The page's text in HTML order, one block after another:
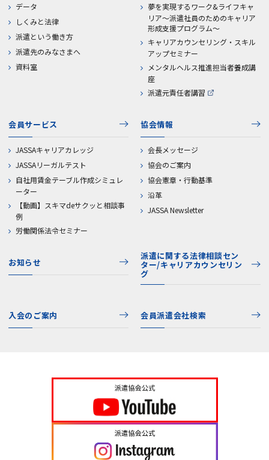
データ
しくみと法律
派遣という働き方
派遣先のみなさまへ
資料室
夢を実現するワーク&ライフキャ
リア～派遣社員のためのキャリア
形成支援プログラム～
キャリアカウンセリング・スキル
アップセミナー
メンタルヘルス推進担当者養成講
座
派遣元責任者講習
会員サービス
JASSAキャリアカレッジ
JASSAリーガルテスト
自社用賃金テーブル作成シミュレ
ーター
【動画】スキマdeサクッと相談事
例
労働関係法令セミナー
協会情報
会長メッセージ
協会のご案内
協会憲章・行動基準
沿革
JASSA Newsletter
お知らせ
派遣に関する法律相談セン
ター/キャリアカウンセリン
グ
入会のご案内 会員派遣会社検索